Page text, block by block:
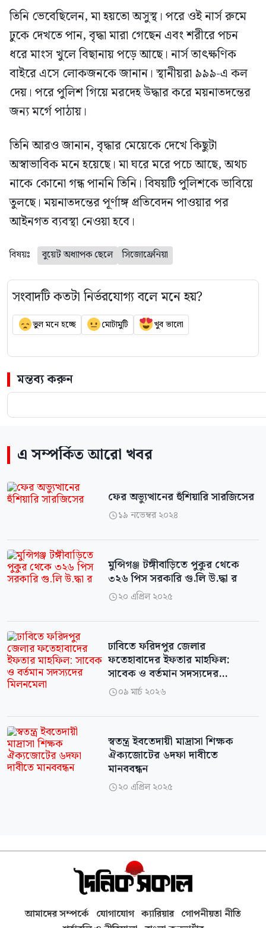
তিনি ভেবেছিলেন, মা হয়তো অসুস্থ। পরে ওই নার্স রুমে
ঢুকে দেখতে পান, বৃদ্ধা মারা গেছেন এবং শরীরে পচন
ধরে মাংস খুলে বিছানায় পড়ে আছে। নার্স তাৎক্ষণিক
বাইরে এসে লোকজনকে জানান। স্থানীয়রা ৯৯৯-এ কল
দেয়। পরে পুলিশ গিয়ে মরদেহ উদ্ধার করে ময়নাতদন্তের
জন্য মর্গে পাঠায়।
তিনি আরও জানান, বৃদ্ধার মেয়েকে দেখে কিছুটা
অস্বাভাবিক মনে হয়েছে। মা ঘরে মরে পচে আছে, অথচ
নাকে কোনো গন্ধ পাননি তিনি। বিষয়টি পুলিশকে ভাবিয়ে
তুলছে। ময়নাতদন্তের পূর্ণাঙ্গ প্রতিবেদন পাওয়ার পর
আইনগত ব্যবস্থা নেওয়া হবে।
বিষয়ঃ বুয়েট অধ্যাপক ছেলে সিজোফ্রেনিয়া
সংবাদটি কতটা নির্ভরযোগ্য বলে মনে হয়?
ভুল মনে হচ্ছে মোটামুটি খুব ভালো
মন্তব্য করুন
এ সম্পর্কিত আরো খবর
ফের অভ্যুত্থানের হুঁশিয়ারি সারজিসের
১৯ নভেম্বর ২০২৪
মুন্সিগঞ্জ টঙ্গীবাড়িতে পুকুর থেকে
৩২৬ পিস সরকারি গু.লি উ.দ্ধা র
২০ এপ্রিল ২০২৫
ঢাবিতে ফরিদপুর জেলার
ফতেহাবাদের ইফতার মাহফিল:
সাবেক ও বর্তমান সদস্যদের
মিলনমেলা
০৯ মার্চ ২০২৬
স্বতন্ত্র ইবতেদায়ী মাদ্রাসা শিক্ষক
ঐক্যজোটের ৬দফা দাবীতে
মানববন্ধন
২০ এপ্রিল ২০২৫
আমাদের সম্পর্কে যোগাযোগ ক্যারিয়ার গোপনীয়তা নীতি